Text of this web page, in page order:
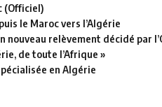
(Officiel)
le Maroc vers l’Algérie
nouveau relèvement décidé par
de toute l’Afrique »
en Algérie